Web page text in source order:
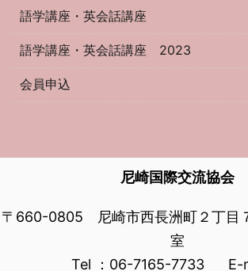
語学講座・英会話講座
語学講座・英会話講座 2023
会員申込
尼崎国際交流協会
〒660-0805 尼崎市西長洲町２丁目
室
Tel ：06-7165-7733 E-